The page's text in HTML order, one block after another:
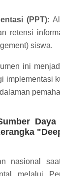
(PPT):
retensi
siswa.
ini
implementasi
nasional